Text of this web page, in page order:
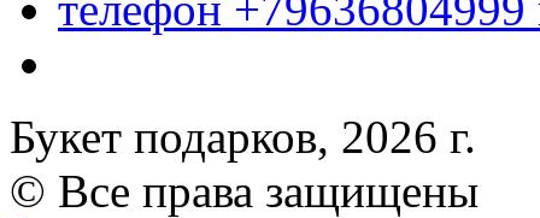
Букет подарков, 2026 г.
© Все права защищены